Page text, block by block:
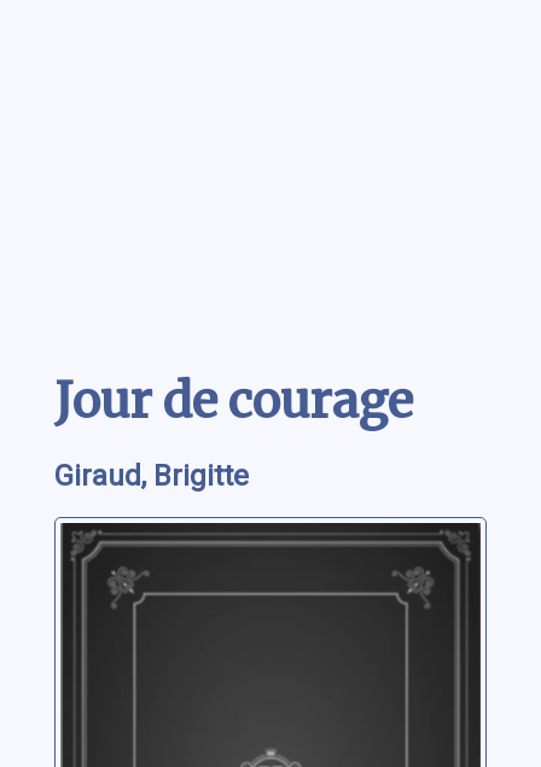
Jour de courage
Giraud, Brigitte